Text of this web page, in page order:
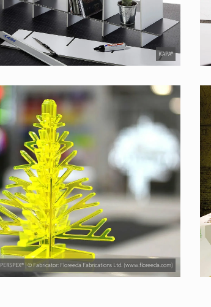
KAPA®
PERSPEX® | © Fabricator: Floreeda Fabrications Ltd. (www.floreeda.com)